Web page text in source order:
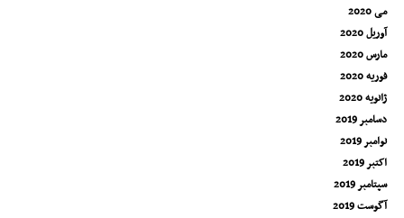
می 2020
آوریل 2020
مارس 2020
فوریه 2020
ژانویه 2020
دسامبر 2019
نوامبر 2019
اکتبر 2019
سپتامبر 2019
آگوست 2019